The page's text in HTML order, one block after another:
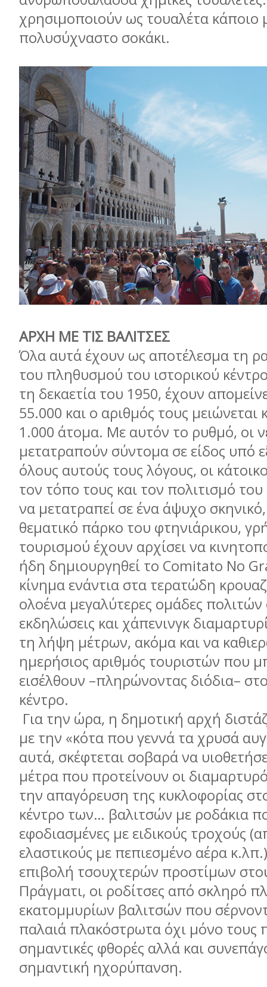
χρησιμοποιούν ως τουαλέτα κάποιο
πολυσύχναστο σοκάκι.
ΑΡΧΗ ΜΕ ΤΙΣ ΒΑΛΙΤΣΕΣ
Όλα αυτά έχουν ως αποτέλεσμα τη
του πληθυσμού του ιστορικού
τη δεκαετία του 1950, έχουν
55.000 και ο αριθμός τους μειώνεται
1.000 άτομα. Με αυτόν το ρυθμό, οι
μετατραπούν σύντομα σε είδος υπό
όλους αυτούς τους λόγους, οι
τον τόπο τους και τον πολιτισμό του
να μετατραπεί σε ένα άψυχο σκηνικό,
θεματικό πάρκο του φτηνιάρικου,
τουρισμού έχουν αρχίσει να
ήδη δημιουργηθεί το Comitato No
κίνημα ενάντια στα τερατώδη
ολοένα μεγαλύτερες ομάδες
εκδηλώσεις και χάπενινγκ
τη λήψη μέτρων, ακόμα και να
ημερήσιος αριθμός τουριστών που
εισέλθουν –πληρώνοντας διόδια–
κέντρο.
Για την ώρα, η δημοτική αρχή
με την «κότα που γεννά τα χρυσά
αυτά, σκέφτεται σοβαρά να
μέτρα που προτείνουν οι
την απαγόρευση της κυκλοφορίας
κέντρο των… βαλιτσών με ροδάκια
εφοδιασμένες με ειδικούς τροχούς
ελαστικούς με πεπιεσμένο αέρα
επιβολή τσουχτερών προστίμων
Πράγματι, οι ροδίτσες από σκληρό
εκατομμυρίων βαλιτσών που
παλαιά πλακόστρωτα όχι μόνο τους
σημαντικές φθορές αλλά και
σημαντική ηχορύπανση.